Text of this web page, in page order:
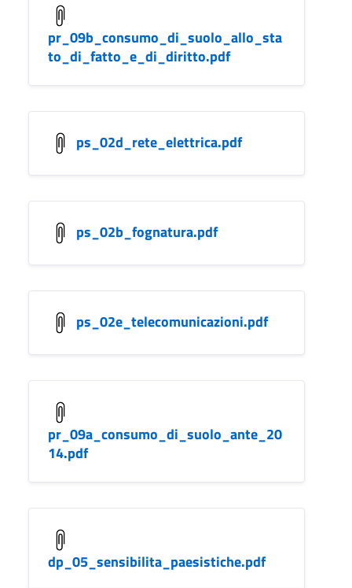
pr_09b_consumo_di_suolo_allo_sta
to_di_fatto_e_di_diritto.pdf
ps_02d_rete_elettrica.pdf
ps_02b_fognatura.pdf
ps_02e_telecomunicazioni.pdf
pr_09a_consumo_di_suolo_ante_20
14.pdf
dp_05_sensibilita_paesistiche.pdf